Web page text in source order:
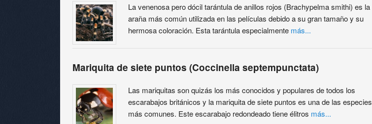
La venenosa pero dócil tarántula de anillos rojos (Brachypelma smithi) es la
araña más común utilizada en las películas debido a su gran tamaño y su
hermosa coloración. Esta tarántula especialmente más...
Mariquita de siete puntos (Coccinella septempunctata)
Las mariquitas son quizás los más conocidos y populares de todos los
escarabajos británicos y la mariquita de siete puntos es una de las especies
más comunes. Este escarabajo redondeado tiene élitros más...